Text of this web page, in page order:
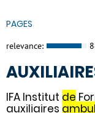
PAGES
relevance:
IFA Institut de
auxiliaires